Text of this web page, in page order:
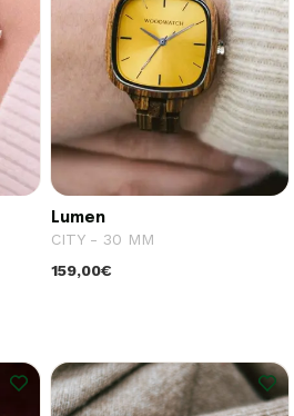
Lumen
CITY - 30 MM
159,00€